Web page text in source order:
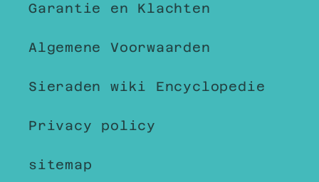
Garantie en Klachten
Algemene Voorwaarden
Sieraden wiki Encyclopedie
Privacy policy
sitemap